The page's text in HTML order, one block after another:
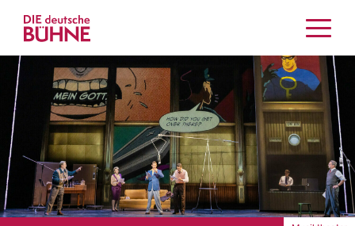
Kritiken
Schauspiel
Musiktheater
Tanz
Crossover
Bühnenwelt
Festivals & Veranstaltungen